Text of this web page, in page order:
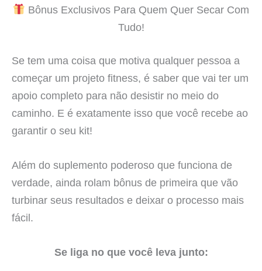
Bônus Exclusivos Para Quem Quer Secar Com
Tudo!
Se tem uma coisa que motiva qualquer pessoa a
começar um projeto fitness, é saber que vai ter um
apoio completo para não desistir no meio do
caminho. E é exatamente isso que você recebe ao
garantir o seu kit!
Além do suplemento poderoso que funciona de
verdade, ainda rolam bônus de primeira que vão
turbinar seus resultados e deixar o processo mais
fácil.
Se liga no que você leva junto: